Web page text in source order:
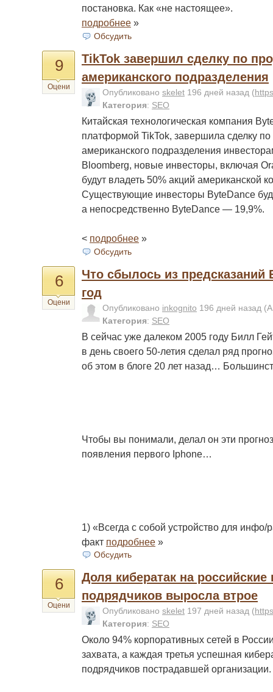
постановка. Как «не настоящее».
подробнее »
Обсудить
9
Оцени
TikTok завершил сделку по
американского подразделения
Опубликовано skelet 196 дней назад (
Категория: SEO
Китайская технологическая компания
платформой TikTok, завершила сделку по
американского подразделения
Bloomberg, новые инвесторы, включая
будут владеть 50% акций американской
Существующие инвесторы ByteDance
а непосредственно ByteDance — 19,9%.
< подробнее »
Обсудить
6
Оцени
Что сбылось из предсказаний
год
Опубликовано inkognito 196 дней назад
Категория: SEO
В сейчас уже далеком 2005 году Билл
в день своего 50-летия сделал ряд
об этом в блоге 20 лет назад…
Чтобы вы понимали, делал он эти
появления первого Iphone…
1) «Всегда с собой устройство для
факт подробнее »
Обсудить
6
Оцени
Доля кибератак на российские
подрядчиков выросла втрое
Опубликовано skelet 197 дней назад (
Категория: SEO
Около 94% корпоративных сетей в
захвата, а каждая третья успешная
подрядчиков пострадавшей организации.